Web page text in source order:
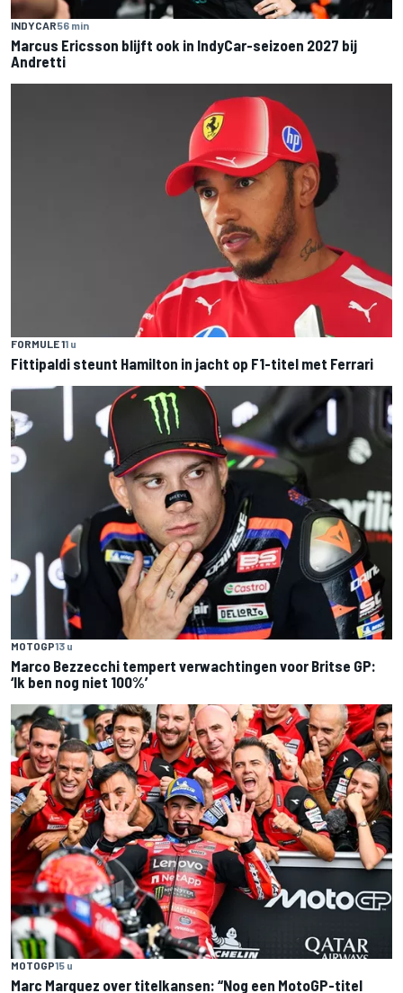
INDYCAR56 min
Marcus Ericsson blijft ook in IndyCar-seizoen 2027 bij
Andretti
FORMULE 11 u
Fittipaldi steunt Hamilton in jacht op F1-titel met Ferrari
MOTOGP13 u
Marco Bezzecchi tempert verwachtingen voor Britse GP:
‘Ik ben nog niet 100%’
MOTOGP15 u
Marc Marquez over titelkansen: “Nog een MotoGP-titel